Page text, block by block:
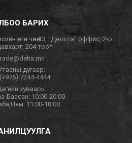
БАРИХ
өргөн чөлөө 13, "Дельта" оффис, 2-р
204 тоот
дугаар:
(+976) 7244-4444
хуваарь:
Баасан: 10:00-20:00
11:00-18:00